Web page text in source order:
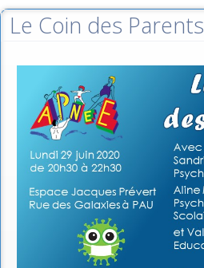
Le Coin des Parents